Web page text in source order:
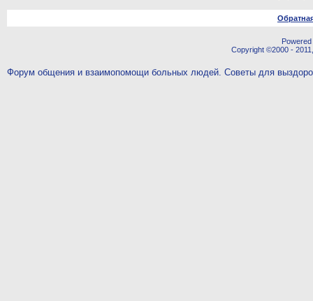
Copyright ©2000 -
Форум общения и взаимопомощи больных людей. Советы для